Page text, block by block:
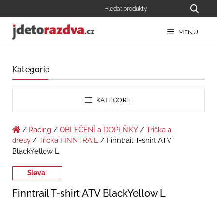
MENU
Kategorie
KATEGORIE
/ Racing / OBLEČENÍ a DOPLŇKY / Trička a
dresy / Trička FINNTRAIL / Finntrail T-shirt ATV
BlackYellow L
Sleva!
Finntrail T-shirt ATV BlackYellow L